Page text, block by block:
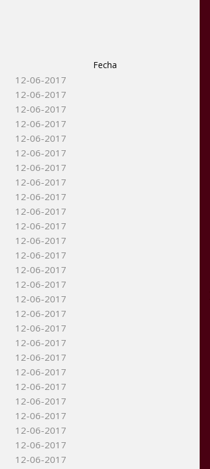
Fecha
12-06-2017
12-06-2017
12-06-2017
12-06-2017
12-06-2017
12-06-2017
12-06-2017
12-06-2017
12-06-2017
12-06-2017
12-06-2017
12-06-2017
12-06-2017
12-06-2017
12-06-2017
12-06-2017
12-06-2017
12-06-2017
12-06-2017
12-06-2017
12-06-2017
12-06-2017
12-06-2017
12-06-2017
12-06-2017
12-06-2017
12-06-2017